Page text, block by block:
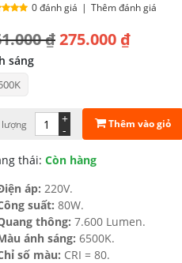
0 đánh giá | Thêm đánh giá
₫
₫.
275.000 ₫
₫.
sáng
lượng -
+ Thêm vào giỏ
thái: Còn hàng
áp: 220V.
suất: 80W.
thông: 7.600 Lumen.
ánh sáng: 6500K.
số màu: CRI = 80.